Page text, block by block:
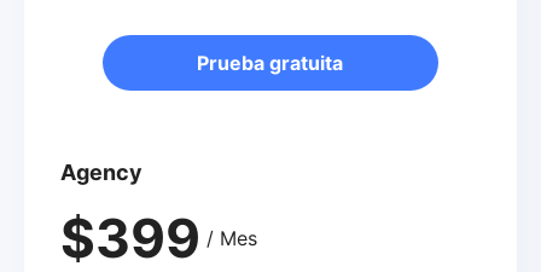
Prueba gratuita
Agency
$399 / Mes